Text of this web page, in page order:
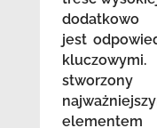
dodatkowo
jest
elementem